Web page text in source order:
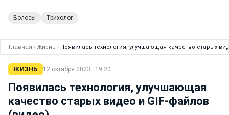
Волосы Трихолог
Главная › Жизнь › Появилась технология, улучшающая качество старых
ЖИЗНЬ 12 октября 2023 · 19:20
Появилась технология, улучшающая
качество старых видео и GIF-файлов